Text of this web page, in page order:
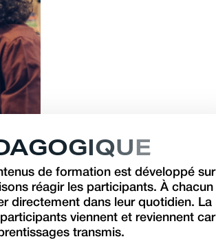
AGOGIQUE
de formation est développé sur
réagir les participants. À chacun
directement dans leur quotidien. La
viennent et reviennent car
transmis.